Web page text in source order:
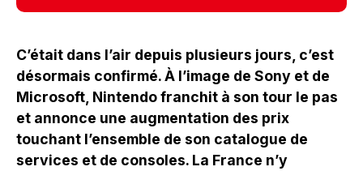
C’était dans l’air depuis plusieurs jours, c’est
désormais confirmé. À l’image de Sony et de
Microsoft, Nintendo franchit à son tour le pas
et annonce une augmentation des prix
touchant l’ensemble de son catalogue de
services et de consoles. La France n’y